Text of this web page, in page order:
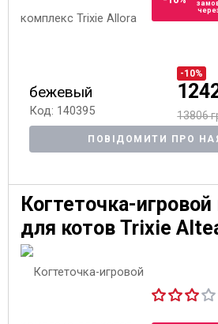
бежевый
Код: 140395
-10%
13806
ПОВІДОМИТИ ПРО
Когтеточка-
для котов Trixie